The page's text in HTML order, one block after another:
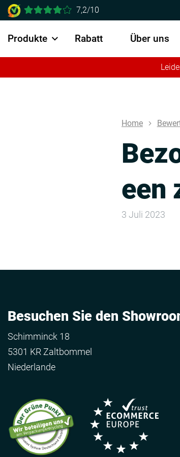
7,2/10
Produkte Rabatt Über uns
Home
een
3 Juli 2023
Besuchen Sie den
Schimminck 18
5301 KR Zaltbommel
Niederlande